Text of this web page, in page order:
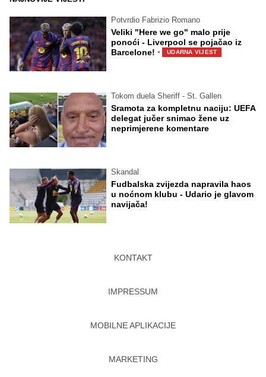
Potvrdio Fabrizio Romano
Veliki "Here we go" malo prije
ponoći - Liverpool se pojačao iz
Barcelone! · UDARNA VIJEST
Tokom duela Sheriff - St. Gallen
Sramota za kompletnu naciju: UEFA
delegat jučer snimao žene uz
neprimjerene komentare
Skandal
Fudbalska zvijezda napravila haos
u noćnom klubu - Udario je glavom
navijača!
KONTAKT
IMPRESSUM
MOBILNE APLIKACIJE
MARKETING